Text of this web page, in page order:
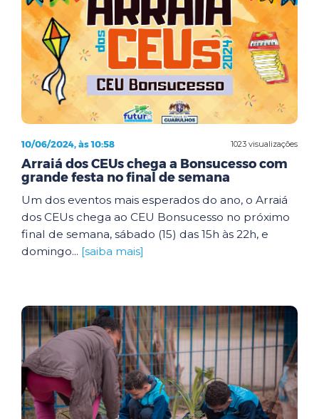
1023 visualizações
10/06/2024, às 10:58
Arraiá dos CEUs chega a Bonsucesso com
grande festa no final de semana
Um dos eventos mais esperados do ano, o Arraiá
dos CEUs chega ao CEU Bonsucesso no próximo
final de semana, sábado (15) das 15h às 22h, e
domingo... [saiba mais]